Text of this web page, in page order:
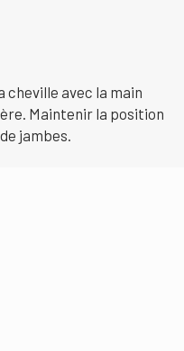
cheville avec la main
Maintenir la position
jambes.